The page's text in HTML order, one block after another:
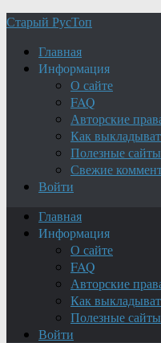
Старый РусТоп
Главная
Информация
О сайте
FAQ
Авторские
Как
Полезные сайты
Свежие
Войти
Главная
Информация
О сайте
FAQ
Авторские
Как
Полезные сайты
Войти